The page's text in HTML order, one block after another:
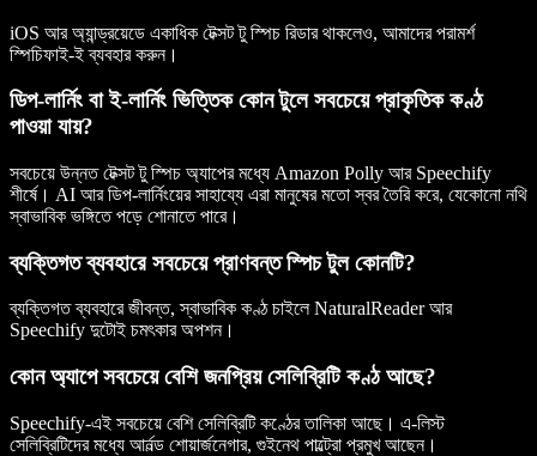
iOS আর অ্যান্ড্রয়েডে একাধিক টেক্সট টু স্পিচ রিডার থাকলেও, আমাদের পরামর্শ
স্পিচিফাই-ই ব্যবহার করুন।
ডিপ-লার্নিং বা ই-লার্নিং ভিত্তিক কোন টুলে সবচেয়ে প্রাকৃতিক কণ্ঠ
পাওয়া যায়?
সবচেয়ে উন্নত টেক্সট টু স্পিচ অ্যাপের মধ্যে Amazon Polly আর Speechify
শীর্ষে। AI আর ডিপ-লার্নিংয়ের সাহায্যে এরা মানুষের মতো স্বর তৈরি করে, যেকোনো নথি
স্বাভাবিক ভঙ্গিতে পড়ে শোনাতে পারে।
ব্যক্তিগত ব্যবহারে সবচেয়ে প্রাণবন্ত স্পিচ টুল কোনটি?
ব্যক্তিগত ব্যবহারে জীবন্ত, স্বাভাবিক কণ্ঠ চাইলে NaturalReader আর
Speechify দুটোই চমৎকার অপশন।
কোন অ্যাপে সবচেয়ে বেশি জনপ্রিয় সেলিব্রিটি কণ্ঠ আছে?
Speechify-এই সবচেয়ে বেশি সেলিব্রিটি কণ্ঠের তালিকা আছে। এ-লিস্ট
সেলিব্রিটিদের মধ্যে আর্নল্ড শোয়ার্জনেগার, গুইনেথ পাল্ট্রো প্রমুখ আছেন।